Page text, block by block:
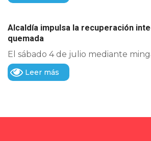
Alcaldía impulsa la recuperación
quemada
El sábado 4 de julio mediante
Leer más